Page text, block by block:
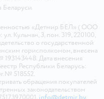
Беларуси
«Детмир БЕЛ» ( ООО
Кульман, 3, пом. 319, 220100,
о государственной
горисполкомом, внесена
193143448. Дата внесения
Республики Беларусь:
518552.
обращения покупателей
законодательством